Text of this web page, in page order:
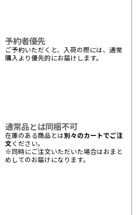
予約者優先
ご予約いただくと、入荷の際には、通常
購入より優先的にお届けします。
通常品とは同梱不可
在庫のある商品とは別々のカートでご注
文 ください。
※同時にご注文いただいた場合はおまと
めしてのお届けになります。